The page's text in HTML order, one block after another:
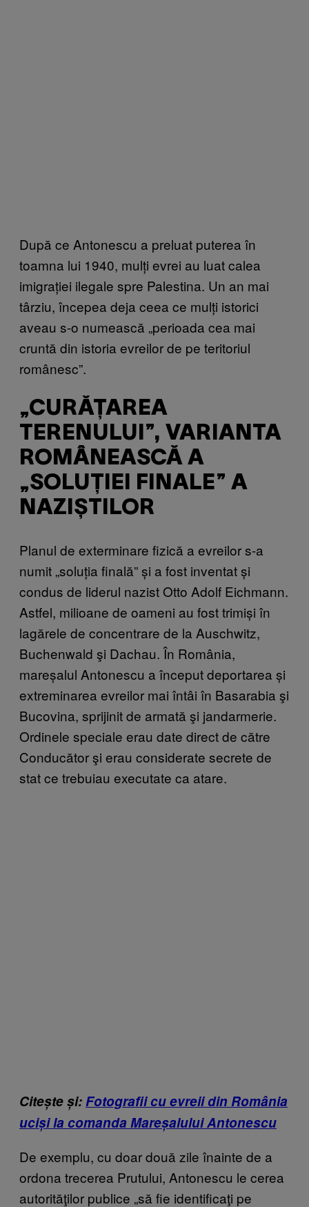
După ce Antonescu a preluat puterea în
toamna lui 1940, mulți evrei au luat calea
imigrației ilegale spre Palestina. Un an mai
târziu, începea deja ceea ce mulți istorici
aveau s-o numească „perioada cea mai
cruntă din istoria evreilor de pe teritoriul
românesc”.
„CURĂȚAREA
TERENULUI”, VARIANTA
ROMÂNEASCĂ A
„SOLUȚIEI FINALE” A
NAZIȘTILOR
Planul de exterminare fizică a evreilor s-a
numit „soluția finală” și a fost inventat și
condus de liderul nazist Otto Adolf Eichmann.
Astfel, milioane de oameni au fost trimiși în
lagărele de concentrare de la Auschwitz,
Buchenwald şi Dachau. În România,
mareșalul Antonescu a început deportarea și
extreminarea evreilor mai întâi în Basarabia şi
Bucovina, sprijinit de armată şi jandarmerie.
Ordinele speciale erau date direct de către
Conducător şi erau considerate secrete de
stat ce trebuiau executate ca atare.
Citește și:Fotografii cu evreii din România
uciși la comanda Mareșalului Antonescu
De exemplu, cu doar două zile înainte de a
ordona trecerea Prutului, Antonescu le cerea
autorităţilor publice „să fie identificaţi pe